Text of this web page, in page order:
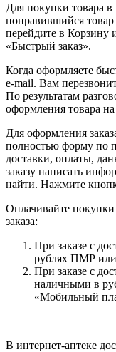
Для покупки товара
понравившийся товар
перейдите в Корзину
«Быстрый заказ».
Когда оформляете
e-mail. Вам
По результатам
оформления товара на
Для оформления
полностью форму по
доставки, оплаты,
заказу написать
найти. Нажмите
Оплачивайте
заказа:
При заказе с
рублях ПМР или
При заказе с
наличными в
«Мобильный
В интернет-аптеке